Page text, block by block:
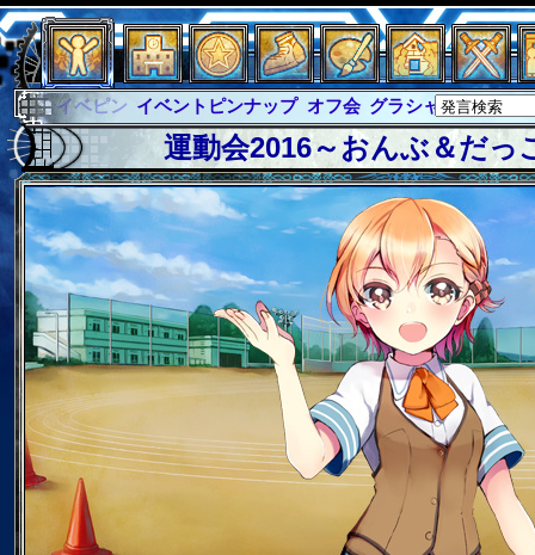
イベントピンナップ オフ会 グラシャ グラシャ・ラボラス
運動会2016～おんぶ＆だっ